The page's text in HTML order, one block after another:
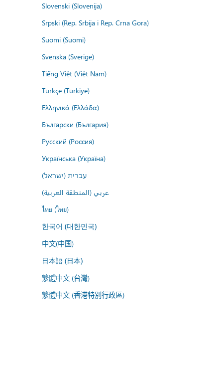
Slovenski (Slovenija)
Srpski (Rep. Srbija i Rep. Crna Gora)
Suomi (Suomi)
Svenska (Sverige)
Tiếng Việt (Việt Nam)
Türkçe (Türkiye)
Ελληνικά (Ελλάδα)
Български (България)
Русский (Россия)
Українська (Україна)
עברית (ישראל)
عربي (المنطقة العربية)
ไทย (ไทย)
한국어 (대한민국)
中文(中国)
日本語 (日本)
繁體中文 (台灣)
繁體中文 (香港特別行政區)